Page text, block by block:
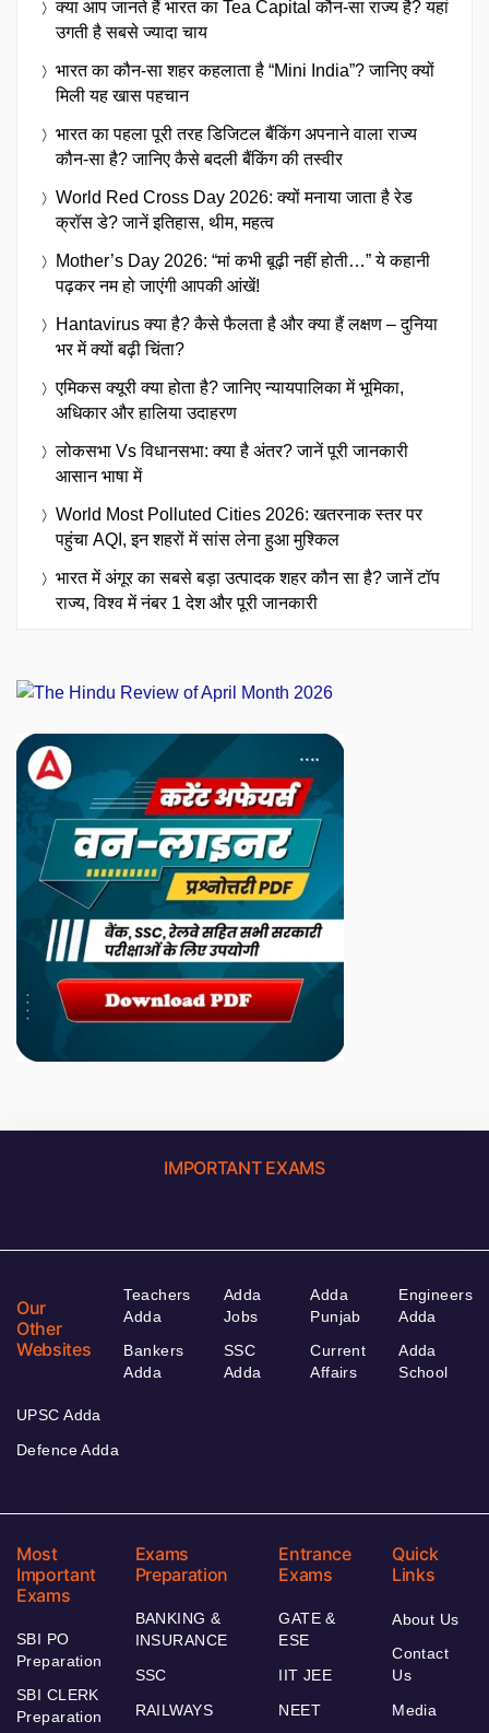
क्या आप जानते हैं भारत का Tea Capital कौन-सा राज्य है? यहां
उगती है सबसे ज्यादा चाय
भारत का कौन-सा शहर कहलाता है “Mini India”? जानिए क्यों
मिली यह खास पहचान
भारत का पहला पूरी तरह डिजिटल बैंकिंग अपनाने वाला राज्य
कौन-सा है? जानिए कैसे बदली बैंकिंग की तस्वीर
World Red Cross Day 2026: क्यों मनाया जाता है रेड
क्रॉस डे? जानें इतिहास, थीम, महत्व
Mother’s Day 2026: “मां कभी बूढ़ी नहीं होती…” ये कहानी
पढ़कर नम हो जाएंगी आपकी आंखें!
Hantavirus क्या है? कैसे फैलता है और क्या हैं लक्षण – दुनिया
भर में क्यों बढ़ी चिंता?
एमिकस क्यूरी क्या होता है? जानिए न्यायपालिका में भूमिका,
अधिकार और हालिया उदाहरण
लोकसभा Vs विधानसभा: क्या है अंतर? जानें पूरी जानकारी
आसान भाषा में
World Most Polluted Cities 2026: खतरनाक स्तर पर
पहुंचा AQI, इन शहरों में सांस लेना हुआ मुश्किल
भारत में अंगूर का सबसे बड़ा उत्पादक शहर कौन सा है? जानें टॉप
राज्य, विश्व में नंबर 1 देश और पूरी जानकारी
IMPORTANT EXAMS
Our
Other
Websites
Teachers
Adda
Bankers
Adda
Adda
Jobs
SSC
Adda
Adda
Punjab
Current
Affairs
Engineers
Adda
Adda
School
UPSC Adda
Defence Adda
Most
Important
Exams
SBI PO
Preparation
SBI CLERK
Preparation
Exams
Preparation
BANKING &
INSURANCE
SSC
RAILWAYS
Entrance
Exams
GATE &
ESE
IIT JEE
NEET
Quick
Links
About Us
Contact
Us
Media